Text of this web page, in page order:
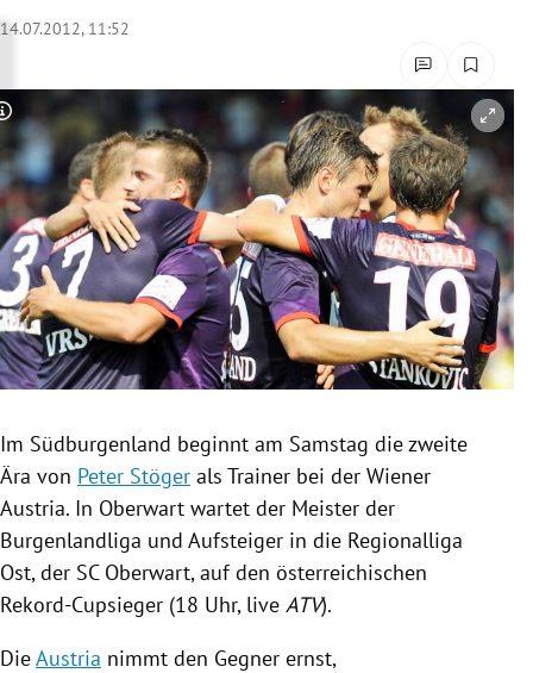
Untermenü
Untermenü
Untermenü
Untermenü
Untermenü
Untermenü
Untermenü
14.07.2012, 11:52
Copyright-Hinweis öffnen/schließen
Im Südburgenland beginnt am Samstag die zweite
Ära von Peter Stöger als Trainer bei der Wiener
Austria. In Oberwart wartet der Meister der
Burgenlandliga und Aufsteiger in die Regionalliga
Ost, der SC Oberwart, auf den österreichischen
Rekord-Cupsieger (18 Uhr, live ATV).
DieAustria nimmt den Gegner ernst,